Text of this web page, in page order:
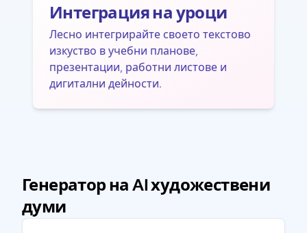
Интеграция на уроци
Лесно интегрирайте своето текстово
изкуство в учебни планове,
презентации, работни листове и
дигитални дейности.
Генератор на AI художествени
думи